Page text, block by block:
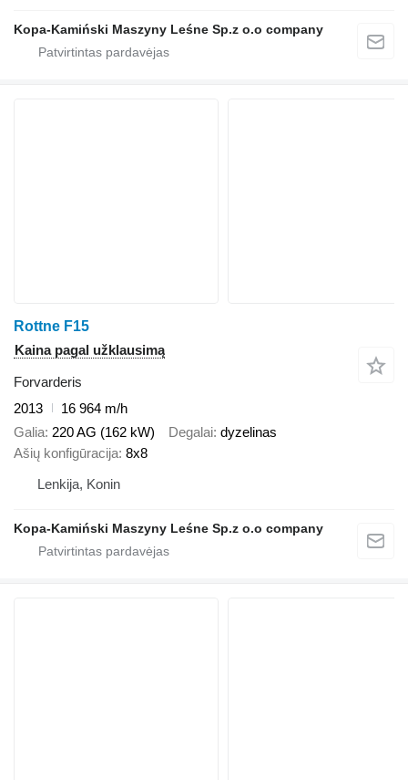
Kopa-Kamiński Maszyny Leśne Sp.z o.o company
Rottne F15
Kaina pagal užklausimą
Forvarderis
2013
16 964 m/h
Galia 220 AG (162 kW) Degalai dyzelinas
Ašių konfigūracija 8x8
Lenkija, Konin
Kopa-Kamiński Maszyny Leśne Sp.z o.o company